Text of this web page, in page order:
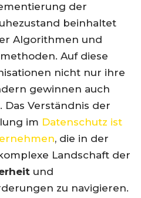
der
beinhaltet
Algorithmen und
Auf diese
nicht nur ihre
gewinnen auch
. Das Verständnis der
im Datenschutz ist
, die in der
Landschaft der
und
zu navigieren.